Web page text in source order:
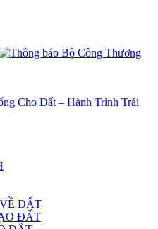
Cho Đất – Hành Trình Trái
ĐẤT
ĐẤT